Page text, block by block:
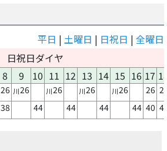
平日 | 土曜日 | 日祝日 | 全曜日
日祝日ダイヤ
8 9 10 11 12 13 14 15 16 17
26 川26 川26 川26 川26 26
38 44 44 44 44 40